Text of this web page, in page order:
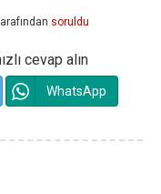
soruldu
cevap alın
WhatsApp